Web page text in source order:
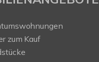
zum Kauf